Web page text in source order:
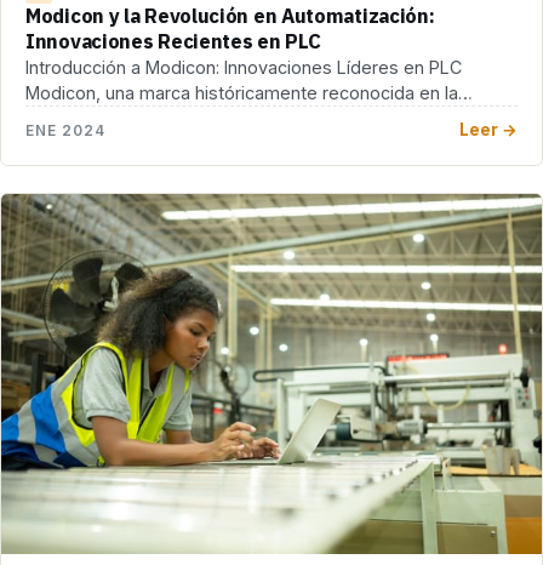
Modicon y la Revolución en Automatización:
Innovaciones Recientes en PLC
Introducción a Modicon: Innovaciones Líderes en PLC
Modicon, una marca históricamente reconocida en la
ENE 2024 Leer →